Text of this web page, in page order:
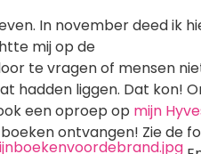
In november deed ik
mij op de
te vragen of mensen
hadden liggen. Dat kon!
een oproep op mijn
ontvangen! Zie de